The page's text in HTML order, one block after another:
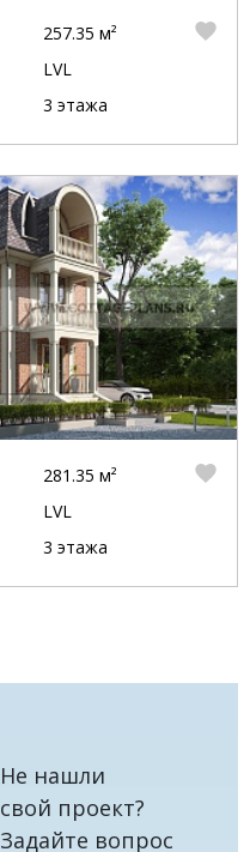
257.35 м²
LVL
3 этажа
281.35 м²
LVL
3 этажа
Не нашли
свой проект?
Задайте вопрос